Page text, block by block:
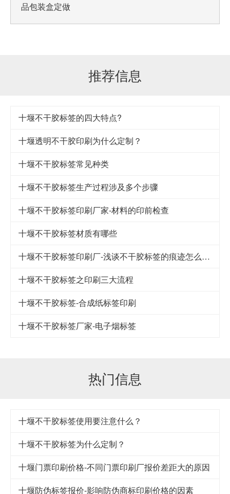
品包装盒定做
推荐信息
十堰不干胶标签的四大特点?
十堰透明不干胶印刷为什么定制？
十堰不干胶标签常见种类
十堰不干胶标签生产过程涉及多个步骤
十堰不干胶标签印刷厂家-材料的印前检查
十堰不干胶标签材质有哪些
十堰不干胶标签印刷厂-浅谈不干胶标签的痕迹怎么快速清除呢？
十堰不干胶标签之印刷三大流程
十堰不干胶标签-合成纸标签印刷
十堰不干胶标签厂家-电子烟标签
热门信息
十堰不干胶标签使用要注意什么？
十堰不干胶标签为什么定制？
十堰门票印刷价格-不同门票印刷厂报价差距大的原因
十堰防伪标签报价-影响防伪商标印刷价格的因素